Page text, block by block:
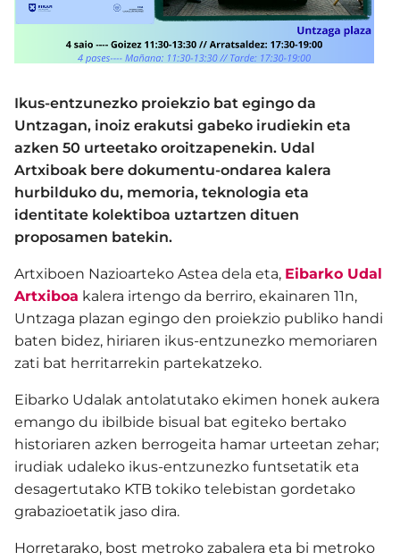
Ikus-entzunezko proiekzio bat egingo da
Untzagan, inoiz erakutsi gabeko irudiekin eta
azken 50 urteetako oroitzapenekin. Udal
Artxiboak bere dokumentu-ondarea kalera
hurbilduko du, memoria, teknologia eta
identitate kolektiboa uztartzen dituen
proposamen batekin.
Artxiboen Nazioarteko Astea dela eta, Eibarko Udal
Artxiboa kalera irtengo da berriro, ekainaren 11n,
Untzaga plazan egingo den proiekzio publiko handi
baten bidez, hiriaren ikus-entzunezko memoriaren
zati bat herritarrekin partekatzeko.
Eibarko Udalak antolatutako ekimen honek aukera
emango du ibilbide bisual bat egiteko bertako
historiaren azken berrogeita hamar urteetan zehar;
irudiak udaleko ikus-entzunezko funtsetatik eta
desagertutako KTB tokiko telebistan gordetako
grabazioetatik jaso dira.
Horretarako, bost metroko zabalera eta bi metroko